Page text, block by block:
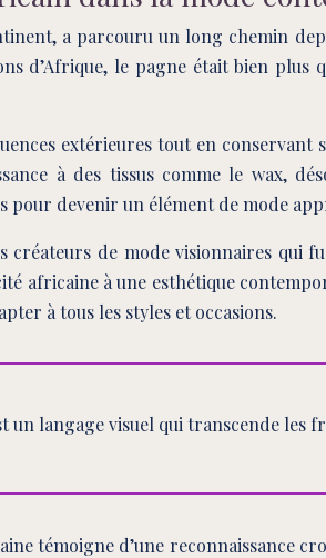
a parcouru un long chemin
d’Afrique, le pagne était bien
extérieures tout en
à des tissus comme le wax,
devenir un élément de mode
de mode visionnaires qui
africaine à une esthétique
à tous les styles et occasions.
un langage visuel qui transcende
témoigne d’une reconnaissance